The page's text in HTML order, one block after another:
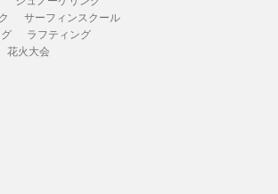
サーフィンスクール
ラフティング
花火大会